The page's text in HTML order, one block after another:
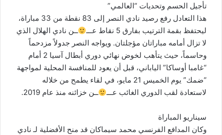
تأجيل الحسم وتحديات “العالمي”
هذا التعادل رفع رصيد نادي النصر إلى 83 نقطة من 33 مباراة،
ليحتفظ بقمة الترتيب بفارق 5 نقاط عـــ
ــن نادي الهلال الذي
لا تزال أمامه مباراتان مؤجلتان. ويواجه النصر جدولاً مزدحماً
وحاسماً، حيث يتأهب لخوض نهائي دوري أبطال آسيا 2 أمام
“غامبا أوساكا” الياباني، قبل أن يعود للمنافسة المحلية لمواجهة
“ضمك” يوم الخميس 21 مايو، في لقاء يطمح من خلاله
لاستعادة لقب الدوري الغائب عـــ
ــن خزائنه منذ عام 2019.
سيناريو المباراة
وكان المدافع الفرنسي محمد سيماكان قد منح الأفضلية لـ نادي